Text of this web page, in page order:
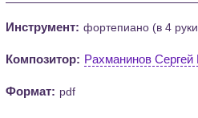
Инструмент: фортепиано (в 4
Композитор: Рахманинов Сергей
Формат: pdf